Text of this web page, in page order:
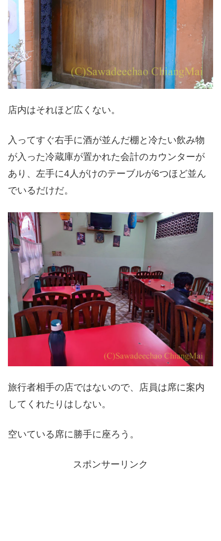
店内はそれほど広くない。
入ってすぐ右手に酒が並んだ棚と冷たい飲み物
が入った冷蔵庫が置かれた会計のカウンターが
あり、左手に4人がけのテーブルが6つほど並ん
でいるだけだ。
旅行者相手の店ではないので、店員は席に案内
してくれたりはしない。
空いている席に勝手に座ろう。
スポンサーリンク